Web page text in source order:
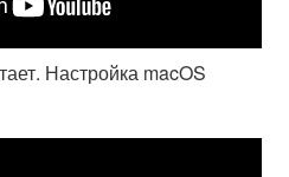
Настройка macOS